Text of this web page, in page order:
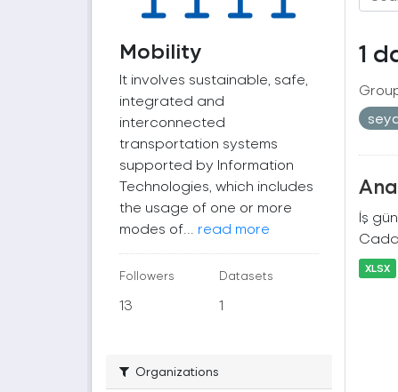
Mobility
It involves sustainable, safe,
integrated and
interconnected
transportation systems
supported by Information
Technologies, which includes
the usage of one or more
modes of... read more
Followers
13
Datasets
1
Organizations
1
İş
XLSX